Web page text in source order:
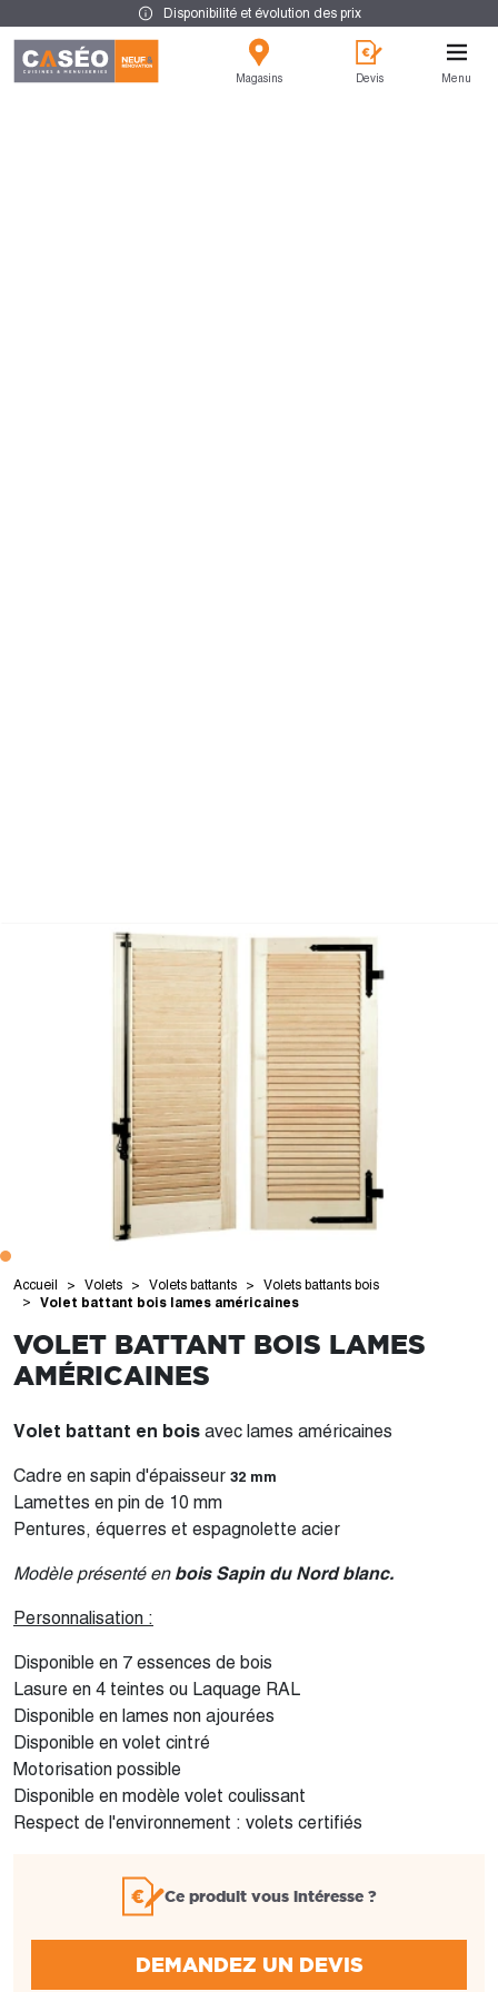
Disponibilité et évolution des prix
Magasins Devis Menu
Accueil Volets Volets battants Volets battants bois
Volet battant bois lames américaines
VOLET BATTANT BOIS LAMES
AMÉRICAINES
Volet battant en bois avec lames américaines
Cadre en sapin d'épaisseur 32 mm
Lamettes en pin de 10 mm
Pentures, équerres et espagnolette acier
Modèle présenté en bois Sapin du Nord blanc.
Personnalisation :
Disponible en 7 essences de bois
Lasure en 4 teintes ou Laquage RAL
Disponible en lames non ajourées
Disponible en volet cintré
Motorisation possible
Disponible en modèle volet coulissant
Respect de l'environnement : volets certifiés
Ce produit vous intéresse ?
DEMANDEZ UN DEVIS